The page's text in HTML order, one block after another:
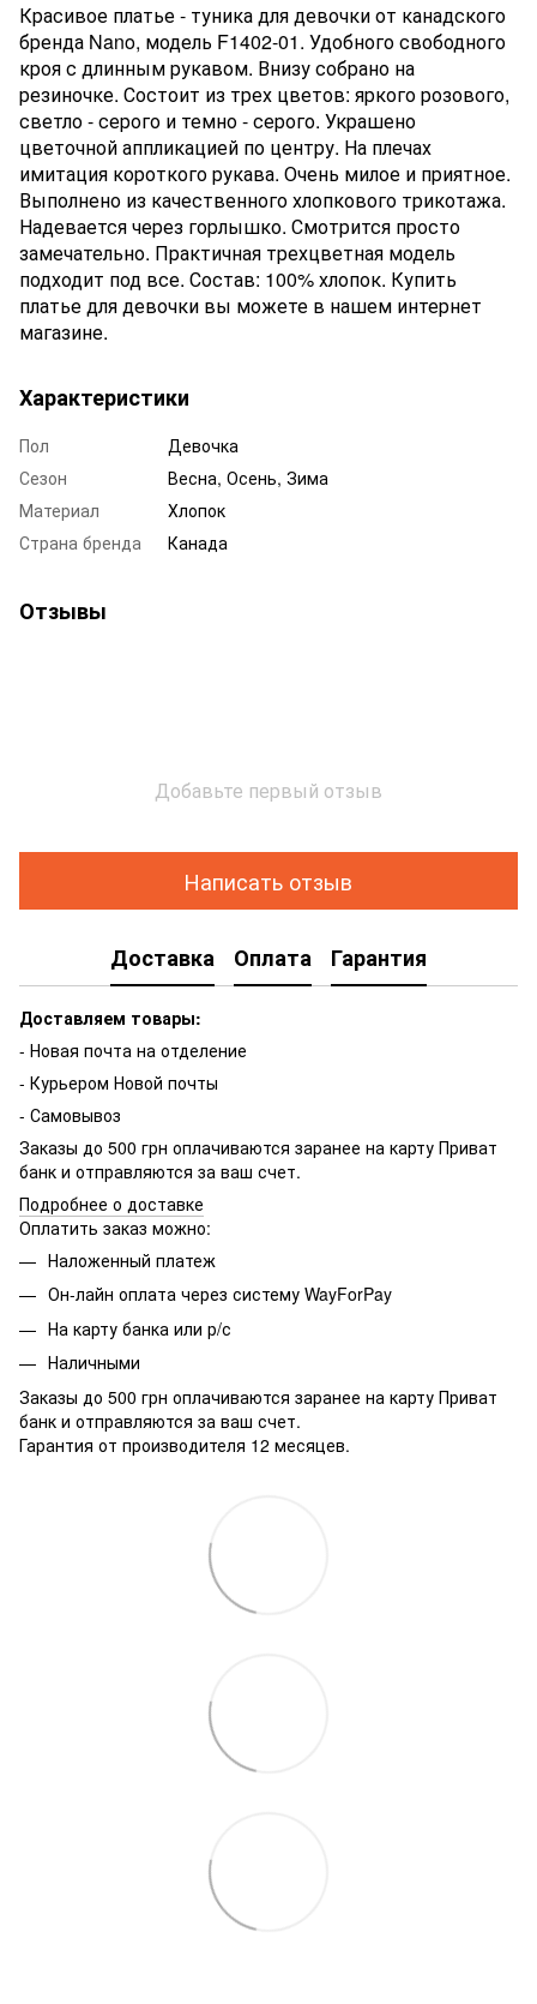
Красивое платье - туника для девочки от канадского
бренда Nano, модель F1402-01. Удобного свободного
кроя с длинным рукавом. Внизу собрано на
резиночке. Состоит из трех цветов: яркого розового,
светло - серого и темно - серого. Украшено
цветочной аппликацией по центру. На плечах
имитация короткого рукава. Очень милое и приятное.
Выполнено из качественного хлопкового трикотажа.
Надевается через горлышко. Смотрится просто
замечательно. Практичная трехцветная модель
подходит под все. Состав: 100% хлопок. Купить
платье для девочки вы можете в нашем интернет
магазине.
Характеристики
Пол
Девочка
Сезон
Весна, Осень, Зима
Материал
Хлопок
Страна бренда
Канада
Отзывы
Добавьте первый отзыв
Написать отзыв
Доставка Оплата Гарантия
Доставляем товары:
- Новая почта на отделение
- Курьером Новой почты
- Самовывоз
Заказы до 500 грн оплачиваются заранее на карту Приват
банк и отправляются за ваш счет.
Подробнее о доставке
Оплатить заказ можно:
Наложенный платеж
Он-лайн оплата через систему WayForPay
На карту банка или р/с
Наличными
Заказы до 500 грн оплачиваются заранее на карту Приват
банк и отправляются за ваш счет.
Гарантия от производителя 12 месяцев.